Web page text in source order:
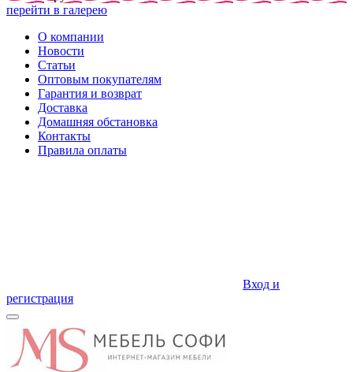
перейти в галерею
О компании
Новости
Статьи
Оптовым покупателям
Гарантия и возврат
Доставка
Домашняя обстановка
Контакты
Правила оплаты
Вход и
регистрация